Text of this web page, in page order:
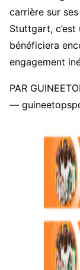
carrière sur
Stuttgart,
bénéficiera
engagement
PAR
—